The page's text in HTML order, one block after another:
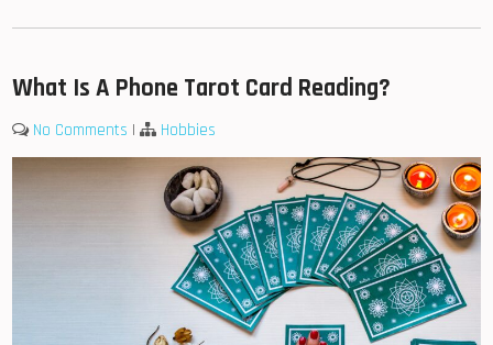
What Is A Phone Tarot Card Reading?
No Comments | Hobbies